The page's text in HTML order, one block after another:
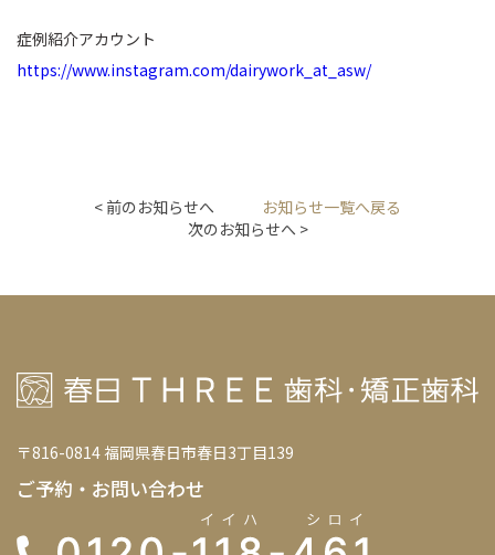
症例紹介アカウント
https://www.instagram.com/dairywork_at_asw/
< 前のお知らせへ
お知らせ一覧へ戻る
次のお知らせへ >
〒816-0814 福岡県春日市春日3丁目139
ご予約・お問い合わせ